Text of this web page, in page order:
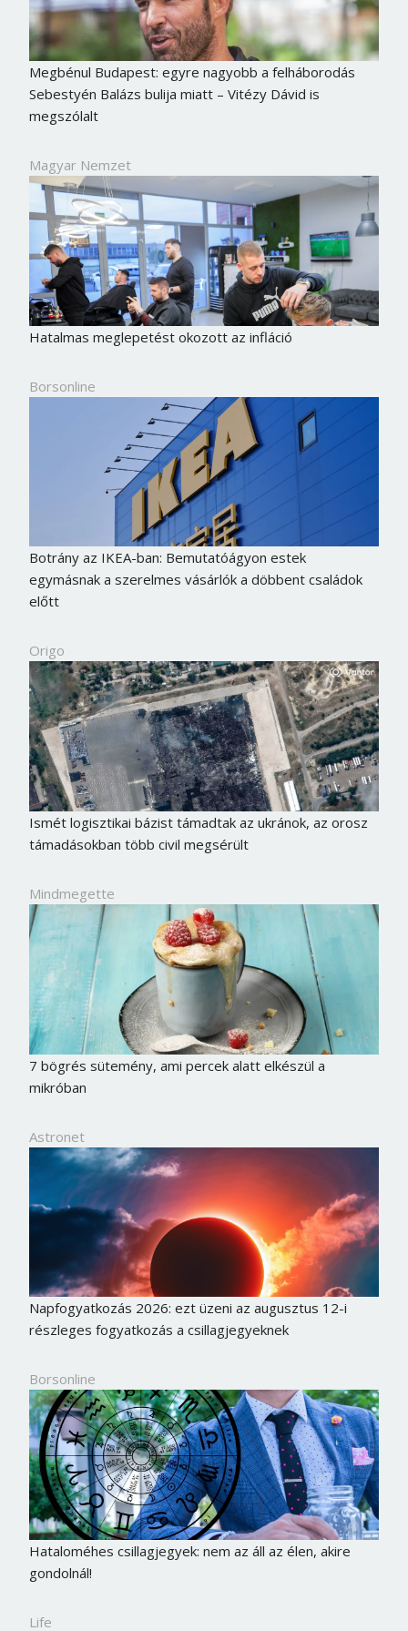
Megbénul Budapest: egyre nagyobb a felháborodás
Sebestyén Balázs bulija miatt – Vitézy Dávid is
megszólalt
Magyar Nemzet
Hatalmas meglepetést okozott az infláció
Borsonline
Botrány az IKEA-ban: Bemutatóágyon estek
egymásnak a szerelmes vásárlók a döbbent családok
előtt
Origo
Ismét logisztikai bázist támadtak az ukránok, az orosz
támadásokban több civil megsérült
Mindmegette
7 bögrés sütemény, ami percek alatt elkészül a
mikróban
Astronet
Napfogyatkozás 2026: ezt üzeni az augusztus 12-i
részleges fogyatkozás a csillagjegyeknek
Borsonline
Hataloméhes csillagjegyek: nem az áll az élen, akire
gondolnál!
Life
Borsonline bejelentkezés
E-mail cím vagy felhasználónév